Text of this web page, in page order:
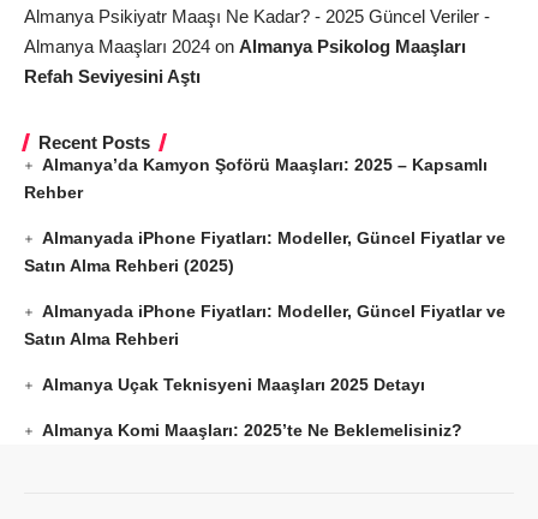
Almanya Psikiyatr Maaşı Ne Kadar? - 2025 Güncel Veriler -
Almanya Maaşları 2024 on Almanya Psikolog Maaşları
Refah Seviyesini Aştı
Recent Posts
Almanya’da Kamyon Şoförü Maaşları: 2025 – Kapsamlı
Rehber
Almanyada iPhone Fiyatları: Modeller, Güncel Fiyatlar ve
Satın Alma Rehberi (2025)
Almanyada iPhone Fiyatları: Modeller, Güncel Fiyatlar ve
Satın Alma Rehberi
Almanya Uçak Teknisyeni Maaşları 2025 Detayı
Almanya Komi Maaşları: 2025’te Ne Beklemelisiniz?